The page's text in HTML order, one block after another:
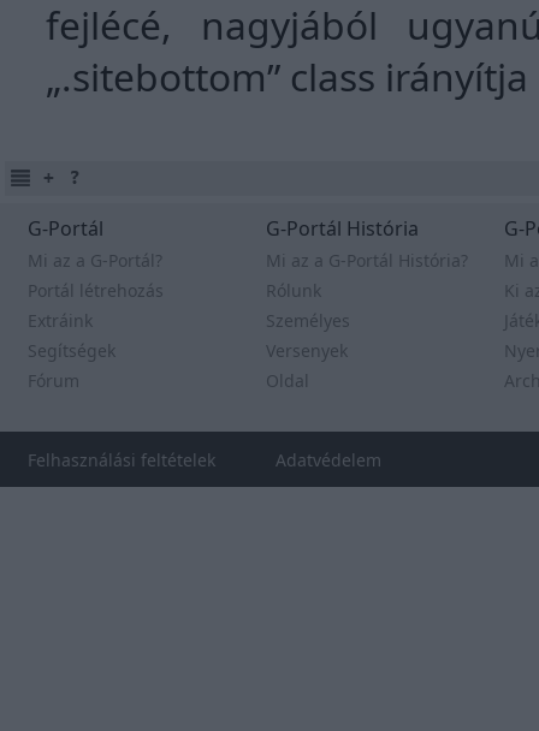
fejlécé, nagyjából
„.sitebottom” class irányítja
G-Portál
Mi az a G-Portál?
Portál létrehozás
Extráink
Segítségek
Fórum
G-Portál História
Mi az a G-Portál História?
Rólunk
Személyes
Versenyek
Oldal
G-
Mi
Ki
Felhasználási feltételek Adatvédelem